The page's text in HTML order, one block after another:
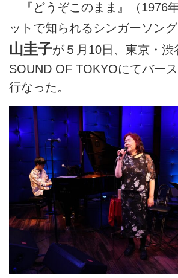
『どうぞこのまま』（1976
ットで知られるシンガーソング
山圭子が５月10日、東京・渋
SOUND OF TOKYOにてバー
行なった。